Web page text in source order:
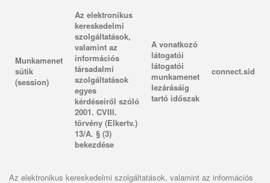
Munkamenet
sütik
(session)
Az elektronikus
kereskedelmi
szolgáltatások,
valamint az
információs
társadalmi
szolgáltatások
egyes
kérdéseiről szóló
2001. CVIII.
törvény (Elkertv.)
13/A. § (3)
bekezdése
A vonatkozó
látogatói
látogatói
munkamenet
lezárásáig
tartó időszak
connect.sid
Az elektronikus kereskedelmi szolgáltatások, valamint az információs